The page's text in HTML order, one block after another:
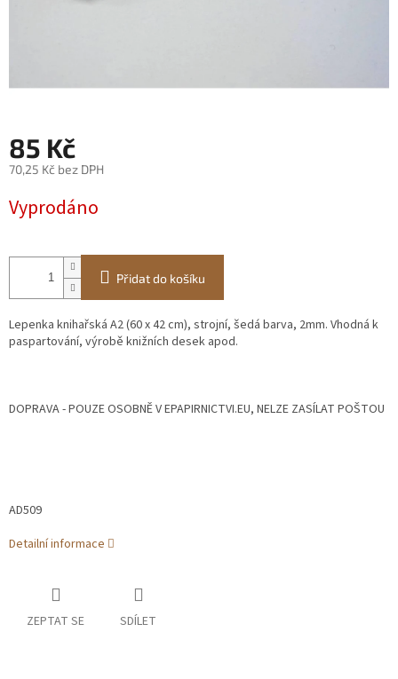
85 Kč
70,25 Kč bez DPH
cena:
Vyprodáno
Přidat do košíku
Lepenka knihařská A2 (60 x 42 cm), strojní, šedá barva, 2mm. Vhodná k
paspartování, výrobě knižních desek apod.
DOPRAVA - POUZE OSOBNĚ V EPAPIRNICTVI.EU, NELZE ZASÍLAT POŠTOU
AD509
Detailní informace
ZEPTAT SE SDÍLET